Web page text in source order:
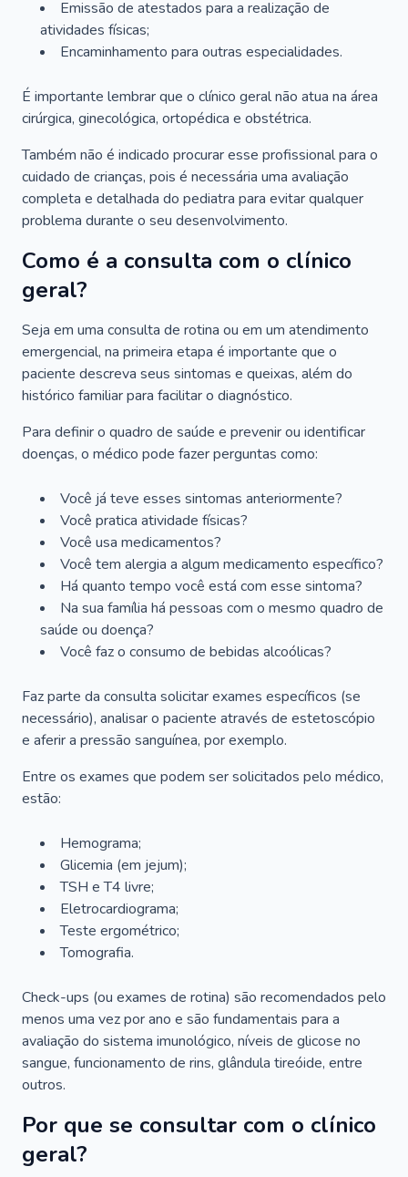
Emissão de atestados para a realização de
atividades físicas;
Encaminhamento para outras especialidades.
É importante lembrar que o clínico geral não atua na área
cirúrgica, ginecológica, ortopédica e obstétrica.
Também não é indicado procurar esse profissional para o
cuidado de crianças, pois é necessária uma avaliação
completa e detalhada do pediatra para evitar qualquer
problema durante o seu desenvolvimento.
Como é a consulta com o clínico
geral?
Seja em uma consulta de rotina ou em um atendimento
emergencial, na primeira etapa é importante que o
paciente descreva seus sintomas e queixas, além do
histórico familiar para facilitar o diagnóstico.
Para definir o quadro de saúde e prevenir ou identificar
doenças, o médico pode fazer perguntas como:
Você já teve esses sintomas anteriormente?
Você pratica atividade físicas?
Você usa medicamentos?
Você tem alergia a algum medicamento específico?
Há quanto tempo você está com esse sintoma?
Na sua família há pessoas com o mesmo quadro de
saúde ou doença?
Você faz o consumo de bebidas alcoólicas?
Faz parte da consulta solicitar exames específicos (se
necessário), analisar o paciente através de estetoscópio
e aferir a pressão sanguínea, por exemplo.
Entre os exames que podem ser solicitados pelo médico,
estão:
Hemograma;
Glicemia (em jejum);
TSH e T4 livre;
Eletrocardiograma;
Teste ergométrico;
Tomografia.
Check-ups (ou exames de rotina) são recomendados pelo
menos uma vez por ano e são fundamentais para a
avaliação do sistema imunológico, níveis de glicose no
sangue, funcionamento de rins, glândula tireóide, entre
outros.
Por que se consultar com o clínico
geral?